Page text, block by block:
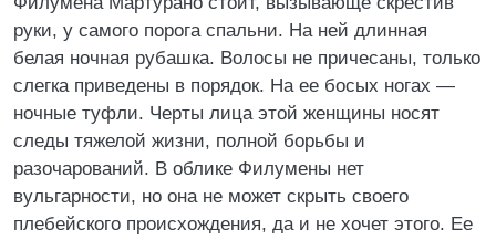
руки, у самого порога спальни. На ней длинная
белая ночная рубашка. Волосы не причесаны, только
слегка приведены в порядок. На ее босых ногах —
ночные туфли. Черты лица этой женщины носят
следы тяжелой жизни, полной борьбы и
разочарований. В облике Филумены нет
вульгарности, но она не может скрыть своего
плебейского происхождения, да и не хочет этого. Ее